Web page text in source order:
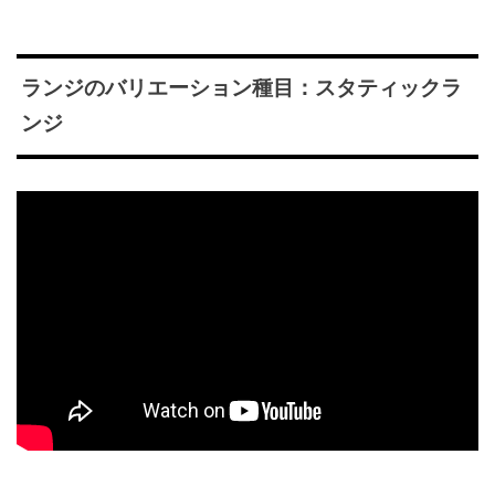
ランジのバリエーション種目：スタティックラ
ンジ